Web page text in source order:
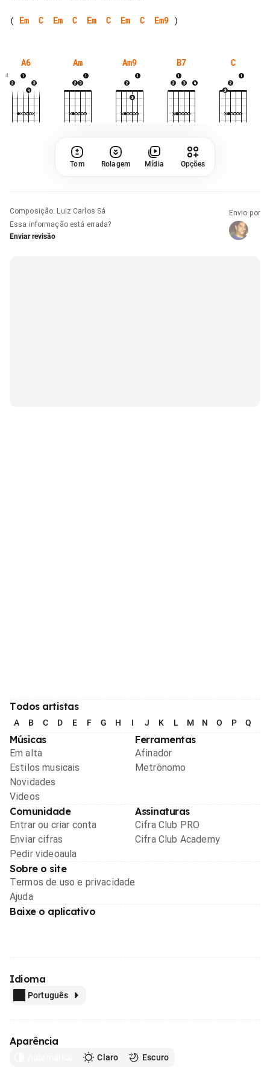
( Em C Em C Em C Em C Em9
A6
4
Am Am9 B7 C
Tom Rolagem Mídia Opções
Composição: Luiz Carlos Sá
Essa informação está errada?
Enviar revisão
Envio por
Todos artistas
A B C D E F G H I J K L M N O P Q
Músicas
Em alta
Estilos musicais
Novidades
Videos
Ferramentas
Afinador
Metrônomo
Comunidade
Entrar ou criar conta
Enviar cifras
Pedir videoaula
Assinaturas
Cifra Club PRO
Cifra Club Academy
Sobre o site
Termos de uso e privacidade
Ajuda
Baixe o aplicativo
Idioma
Português
Aparência
Claro Escuro